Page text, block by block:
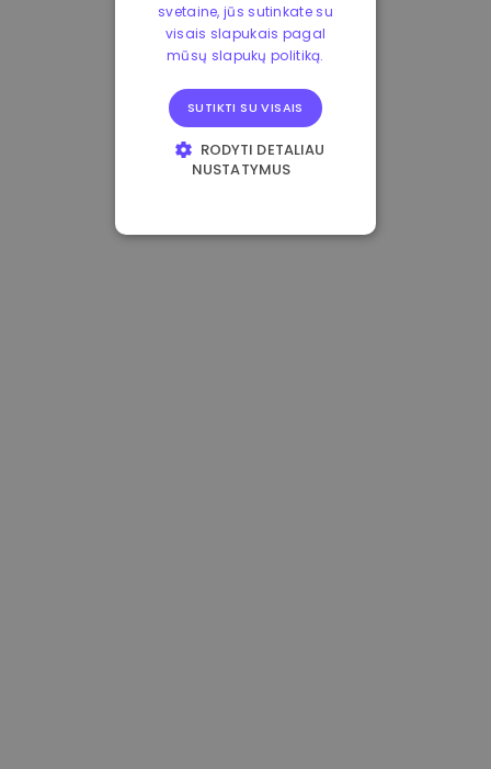
svetaine, jūs sutinkate su
visais slapukais pagal
mūsų slapukų politiką.
SUTIKTI SU VISAIS
RODYTI DETALIAU
NUSTATYMUS